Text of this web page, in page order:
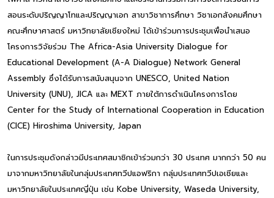
สอนระดับปริญญาโทและปริญญาเอก สาขาวิชาการศึกษา วิชาเอกสังคมศึกษา
คณะศึกษาศาสตร์ มหาวิทยาลัยเชียงใหม่ ได้เข้าร่วมการประชุมเพื่อนำเสนอ
โครงการวิจัยร่วม The Africa-Asia University Dialogue for
Educational Development (A-A Dialogue) Network General
Assembly ซึ่งได้รับการสนับสนุนจาก UNESCO, United Nation
University (UNU), JICA และ MEXT ภายใต้การดำเนินโครงการโดย
Center for the Study of International Cooperation in Education
(CICE) Hiroshima University, Japan
ในการประชุมดังกล่าวมีประเทศสมาชิกเข้าร่วมกว่า 30 ประเทศ มากกว่า 50 คน
มาจากมหาวิทยาลัยในกลุ่มประเทศทวีปแอฟริกา กลุ่มประเทศทวีปเอเชียและ
มหาวิทยาลัยในประเทศญี่ปุ่น เช่น Kobe University, Waseda University,